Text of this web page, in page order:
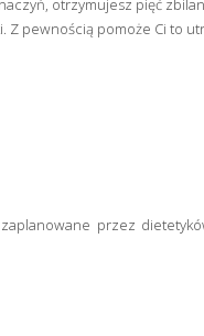
otrzymujesz pięć
pewnością pomoże Ci to
przez